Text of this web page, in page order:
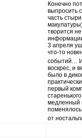
Конечно
выпросить
часть
творится
3 апреля
что-то
событий… И
воскрес, и
было в
первый
медленный
от